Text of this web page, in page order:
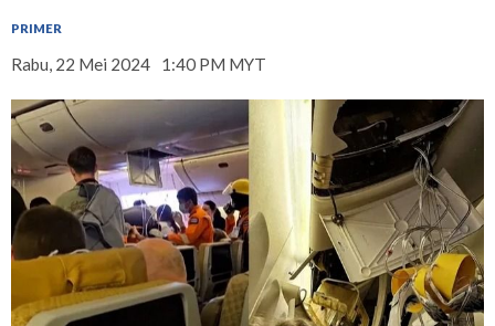
PRIMER
Rabu, 22 Mei 2024 1:40 PM MYT